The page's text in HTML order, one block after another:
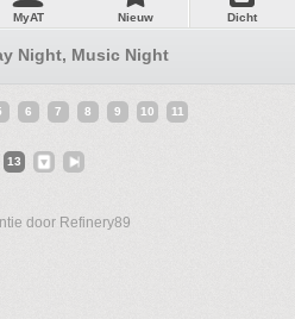
MyAT Nieuw Dicht
Night, Music Night
6 7 8 9 10 11
13
door Refinery89